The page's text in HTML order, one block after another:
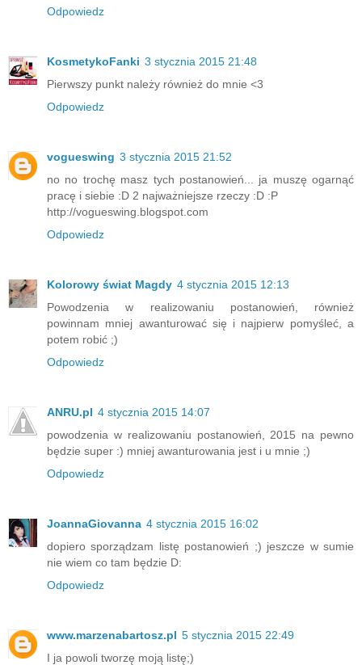
Odpowiedz
KosmetykoFanki 3 stycznia 2015 21:48
Pierwszy punkt należy również do mnie <3
Odpowiedz
vogueswing 3 stycznia 2015 21:52
no no trochę masz tych postanowień... ja muszę ogarnąć
pracę i siebie :D 2 najważniejsze rzeczy :D :P
http://vogueswing.blogspot.com
Odpowiedz
Kolorowy świat Magdy 4 stycznia 2015 12:13
Powodzenia w realizowaniu postanowień, również
powinnam mniej awanturować się i najpierw pomyśleć, a
potem robić ;)
Odpowiedz
ANRU.pl 4 stycznia 2015 14:07
powodzenia w realizowaniu postanowień, 2015 na pewno
będzie super :) mniej awanturowania jest i u mnie ;)
Odpowiedz
JoannaGiovanna 4 stycznia 2015 16:02
dopiero sporządzam listę postanowień ;) jeszcze w sumie
nie wiem co tam będzie D:
Odpowiedz
www.marzenabartosz.pl 5 stycznia 2015 22:49
I ja powoli tworzę moją listę;)